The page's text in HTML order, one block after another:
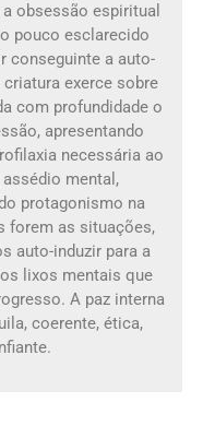
obsessão espiritual
pouco esclarecido
conseguinte a auto-
exerce sobre
com profundidade o
apresentando
necessária ao
mental,
protagonismo na
forem as situações,
auto-induzir para a
lixos mentais que
A paz interna
coerente, ética,